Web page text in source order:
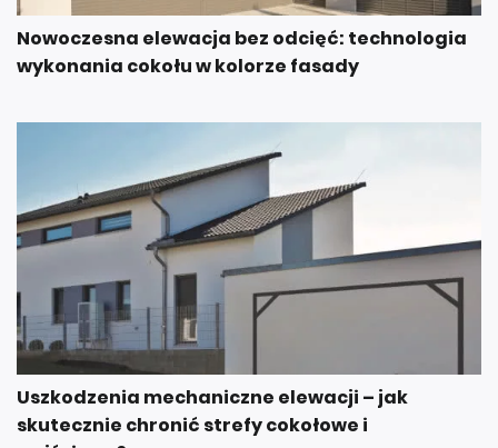
Nowoczesna elewacja bez odcięć: technologia
wykonania cokołu w kolorze fasady
Uszkodzenia mechaniczne elewacji – jak
skutecznie chronić strefy cokołowe i